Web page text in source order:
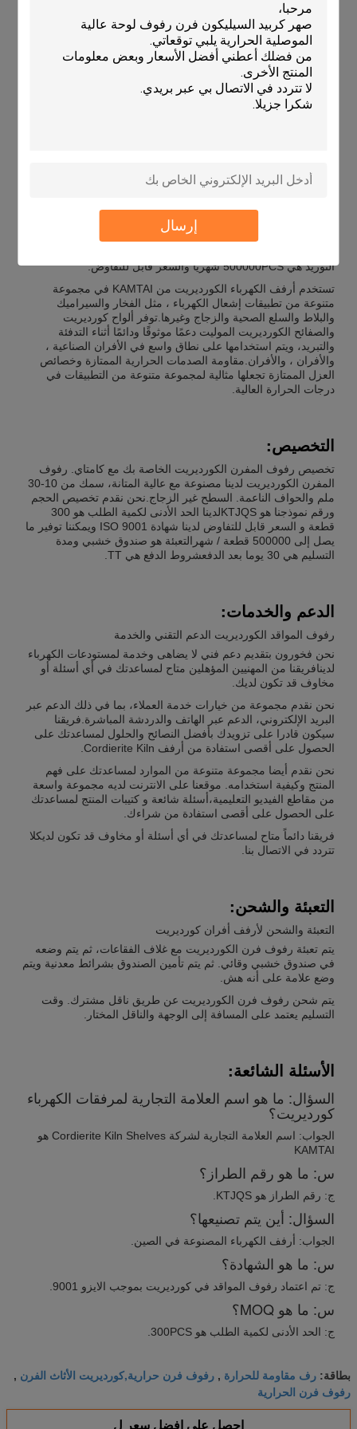
إرسال
الكثافة
سمك
10-30ملم
الحجم
تخصيص
استخدام
إطلاق النار في الفرن
المدى الطويل
عالية
9001 وهي معروفة خصائصها المقاومة للحرارة ، قادرة على تحمل
10-6 / °C وسمك 10-30mm. الحد الأدنى للكميات الطلبية هو
300PCS وجميع الطلبات تأتي في صناديق خشبية.مدة التسليم هي
التوريد هي 500000PCS شهريا والسعر قابل للتفاوض.
تستخدم أرفف الكهرباء الكورديريت من KAMTAI في مجموعة
متنوعة من تطبيقات إشعال الكهرباء ، مثل الفخار والسيراميك
والبلاط والسلع الصحية والزجاج وغيرها.توفر ألواح كورديريت
والصفائح الكورديريت الموليت دعمًا موثوقًا ودائمًا أثناء التدفئة
والتبريد، ويتم استخدامها على نطاق واسع في الأفران الصناعية ،
والأفران ، والأفران.مقاومة الصدمات الحرارية الممتازة وخصائص
العزل الممتازة تجعلها مثالية لمجموعة متنوعة من التطبيقات في
درجات الحرارة العالية.
التخصيص:
تخصيص رفوف المفرن الكورديريت الخاصة بك مع كامتاي. رفوف
المفرن الكورديريت لدينا مصنوعة مع عالية المتانة، سمك من 10-30
ملم والحواف الناعمة. السطح غير الزجاج.نحن نقدم تخصيص الحجم
ورقم نموذجنا هو KTJQSلدينا الحد الأدنى لكمية الطلب هو 300
قطعة و السعر قابل للتفاوض لدينا شهادة ISO 9001 ويمكننا توفير ما
يصل إلى 500000 قطعة / شهرالتعبئة هو صندوق خشبي ومدة
التسليم هي 30 يوما بعد الدفعشروط الدفع هي TT.
الدعم والخدمات:
رفوف المواقد الكورديريت الدعم التقني والخدمة
نحن فخورون بتقديم دعم فني لا يضاهى وخدمة لمستودعات الكهرباء
لدينافريقنا من المهنيين المؤهلين متاح لمساعدتك في أي أسئلة أو
مخاوف قد تكون لديك.
نحن نقدم مجموعة من خيارات خدمة العملاء، بما في ذلك الدعم عبر
البريد الإلكتروني، الدعم عبر الهاتف والدردشة المباشرة.فريقنا
سيكون قادرا على تزويدك بأفضل النصائح والحلول لمساعدتك على
الحصول على أقصى استفادة من أرفف Cordierite Kiln.
نحن نقدم أيضا مجموعة متنوعة من الموارد لمساعدتك على فهم
المنتج وكيفية استخدامه. موقعنا على الانترنت لديه مجموعة واسعة
من مقاطع الفيديو التعليمية،أسئلة شائعة و كتيبات المنتج لمساعدتك
على الحصول على أقصى استفادة من شراءك.
فريقنا دائماً متاح لمساعدتك في أي أسئلة أو مخاوف قد تكون لديكلا
تتردد في الاتصال بنا.
التعبئة والشحن:
التعبئة والشحن لأرفف أفران كورديريت
يتم تعبئة رفوف فرن الكورديريت مع غلاف الفقاعات، ثم يتم وضعه
في صندوق خشبي وقائي. ثم يتم تأمين الصندوق بشرائط معدنية ويتم
وضع علامة على أنه هش.
يتم شحن رفوف فرن الكورديريت عن طريق ناقل مشترك. وقت
التسليم يعتمد على المسافة إلى الوجهة والناقل المختار.
الأسئلة الشائعة:
السؤال: ما هو اسم العلامة التجارية لمرفقات الكهرباء
كورديريت؟
الجواب: اسم العلامة التجارية لشركة Cordierite Kiln Shelves هو
KAMTAI
س: ما هو رقم الطراز؟
ج: رقم الطراز هو KTJQS.
السؤال: أين يتم تصنيعها؟
الجواب: أرفف الكهرباء المصنوعة في الصين.
س: ما هو الشهادة؟
ج: تم اعتماد رفوف المواقد في كورديريت بموجب الايزو 9001.
س: ما هو MOQ؟
ج: الحد الأدنى لكمية الطلب هو 300PCS.
بطاقة: رف مقاومة للحرارة , رفوف فرن حرارية,كورديريت الأثاث الفرن ,
رفوف فرن الحرارية
احصل على افضل سعر ل